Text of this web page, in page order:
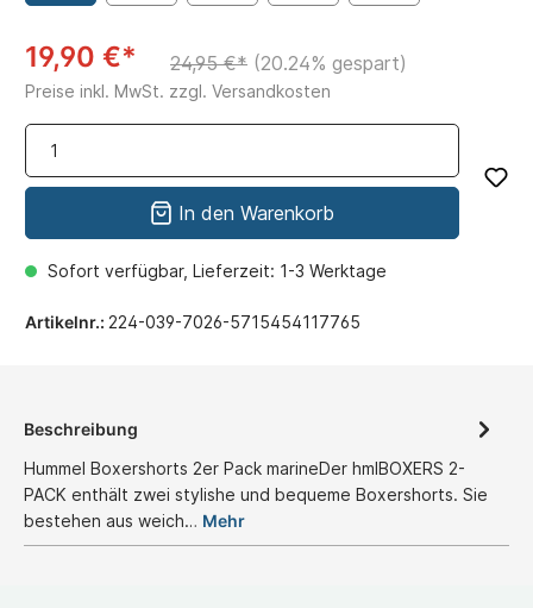
19,90 €* 24,95 €* (20.24% gespart)
Preise inkl. MwSt. zzgl. Versandkosten
Sofort verfügbar, Lieferzeit: 1-3 Werktage
In den Warenkorb
Artikelnr.: 224-039-7026-5715454117765
Beschreibung
Hummel Boxershorts 2er Pack marineDer hmlBOXERS 2-
PACK enthält zwei stylishe und bequeme Boxershorts. Sie
bestehen aus weich… Mehr